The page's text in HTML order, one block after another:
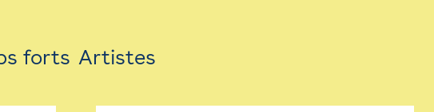
1, av. du Chateau d'eau - 31300 Toulouse
forts Artistes